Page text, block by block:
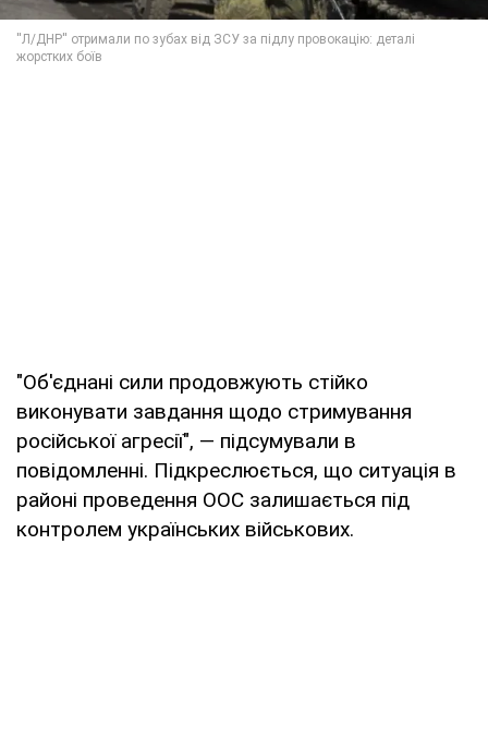
"Об'єднані сили продовжують стійко
виконувати завдання щодо стримування
російської агресії", — підсумували в
повідомленні. Підкреслюється, що ситуація в
районі проведення ООС залишається під
контролем українських військових.